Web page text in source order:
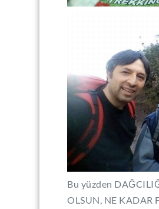
Bu yüzden
OLSUN, NE KADAR